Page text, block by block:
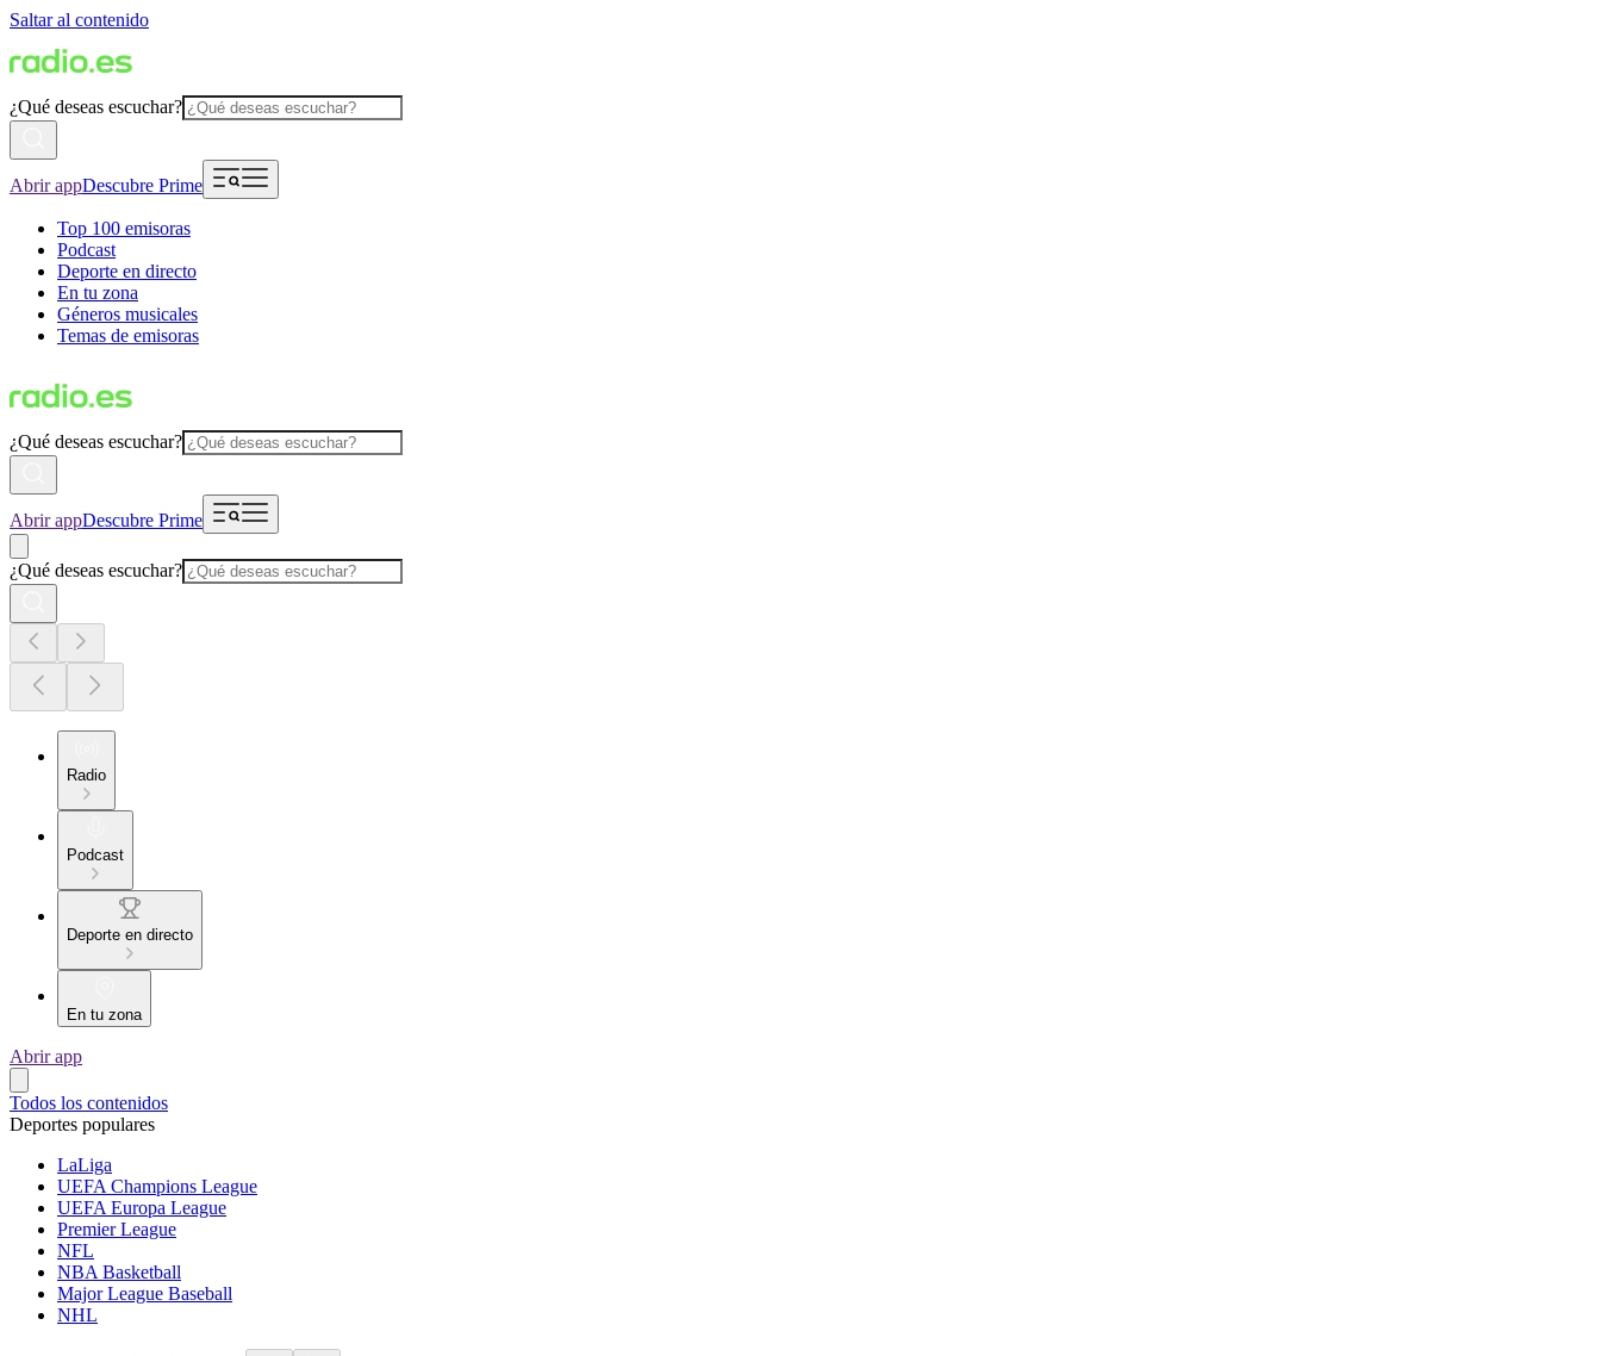
Saltar al contenido
¿Qué deseas escuchar?
Abrir appDescubre Prime
Top 100 emisoras
Podcast
Deporte en directo
En tu zona
Géneros musicales
Temas de emisoras
¿Qué deseas escuchar?
Abrir appDescubre Prime
¿Qué deseas escuchar?
Radio
Podcast
Deporte en directo
En tu zona
Abrir app
Todos los contenidos
Deportes populares
LaLiga
UEFA Champions League
UEFA Europa League
Premier League
NFL
NBA Basketball
Major League Baseball
NHL